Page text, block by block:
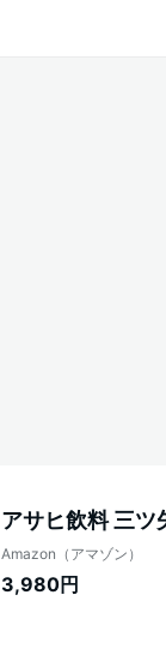
アサヒ飲料 三
Amazon（アマゾン）
3,980円